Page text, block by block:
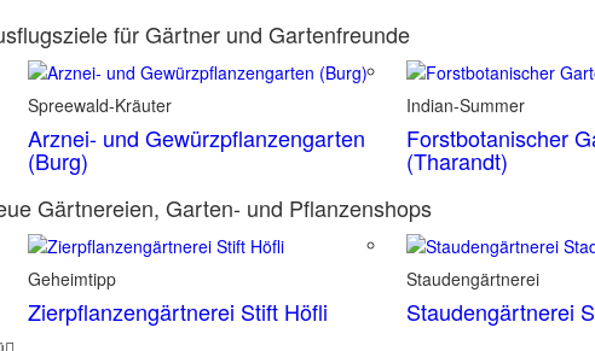
für Gärtner und Gartenfreunde
Spreewald-Kräuter
Arznei- und Gewürzpflanzengarten
(Burg)
Indian-Summer
Forstbotanischer
(Tharandt)
Gärtnereien, Garten- und Pflanzenshops
Geheimtipp
Zierpflanzengärtnerei Stift Höfli
Staudengärtnerei
Staudengärtnerei